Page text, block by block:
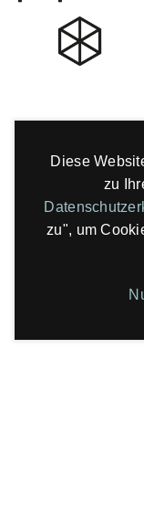
Diese
zu
zu", um